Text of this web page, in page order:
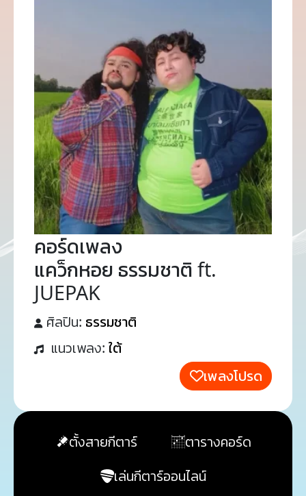
คอร์ดเพลง
แคว็กหอย ธรรมชาติ ft.
JUEPAK
ศิลปิน: ธรรมชาติ
แนวเพลง: ใต้
เพลงโปรด
ตั้งสายกีตาร์
ตารางคอร์ด
เล่นกีตาร์ออนไลน์